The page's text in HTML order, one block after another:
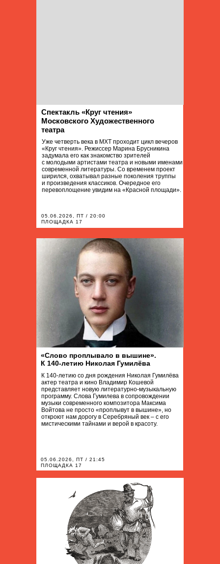
Спектакль «Круг чтения»
Московского Художественного
театра
Уже четверть века в МХТ проходит цикл вечеров
«Круг чтения». Режиссер Марина Брусникина
задумала его как знакомство зрителей
с молодыми артистами театра и новыми именами
современной литературы. Со временем проект
ширился, охватывал разные поколения труппы
и произведения классиков. Очередное его
перевоплощение увидим на «Красной площади».
05.06.2026, ПТ / 20:00
ПЛОЩАДКА 17
К 140‑летию со дня рождения Николая Гумилёва
актер театра и кино Владимир Кошевой
представляет новую литературно-музыкальную
программу. Слова Гумилева в сопровождении
музыки современного композитора Максима
Войтова не просто «проплывут в вышине», но
откроют нам дорогу в Серебряный век – с его
мистическими тайнами и верой в красоту.
«Слово проплывало в вышине».
К 140-летию Николая Гумилёва
05.06.2026, ПТ / 21:45
ПЛОЩАДКА 17